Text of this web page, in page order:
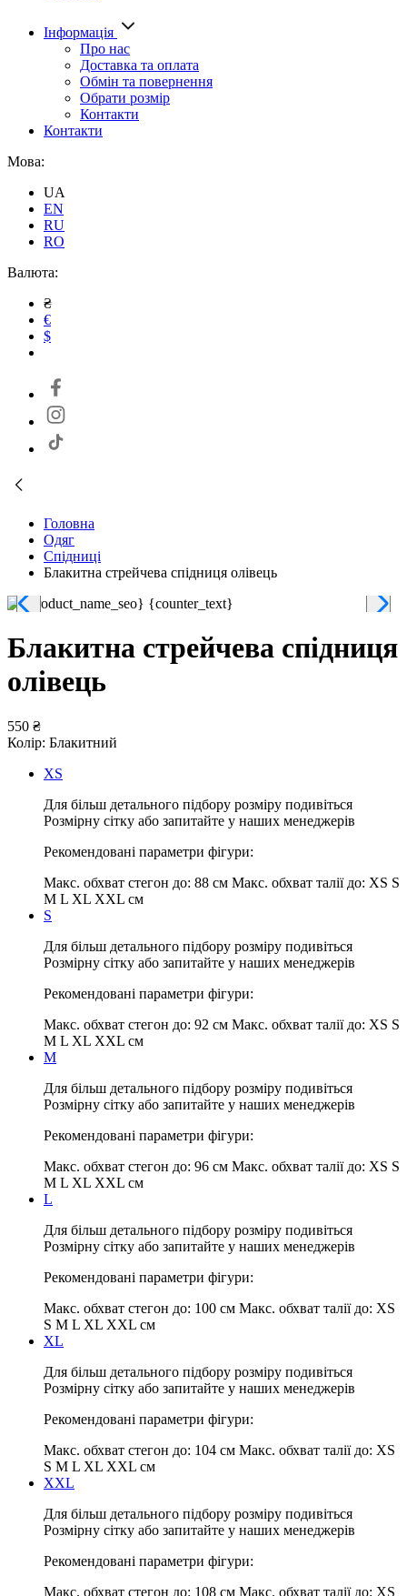
Інформація
Про нас
Доставка та оплата
Обмін та повернення
Обрати розмір
Контакти
Контакти
Мова:
UA
EN
RU
RO
Валюта:
₴
€
$
Головна
Одяг
Спідниці
Блакитна стрейчева спідниця олівець
Блакитна стрейчева спідниця
олівець
550 ₴
Колір: Блакитний
XS
Для більш детального підбору розміру подивіться
Розмірну сітку або запитайте у наших менеджерів
Рекомендовані параметри фігури:
Макс. обхват стегон до: 88 см Макс. обхват талії до: XS S
M L XL XXL см
S
Для більш детального підбору розміру подивіться
Розмірну сітку або запитайте у наших менеджерів
Рекомендовані параметри фігури:
Макс. обхват стегон до: 92 см Макс. обхват талії до: XS S
M L XL XXL см
M
Для більш детального підбору розміру подивіться
Розмірну сітку або запитайте у наших менеджерів
Рекомендовані параметри фігури:
Макс. обхват стегон до: 96 см Макс. обхват талії до: XS S
M L XL XXL см
L
Для більш детального підбору розміру подивіться
Розмірну сітку або запитайте у наших менеджерів
Рекомендовані параметри фігури:
Макс. обхват стегон до: 100 см Макс. обхват талії до: XS
S M L XL XXL см
XL
Для більш детального підбору розміру подивіться
Розмірну сітку або запитайте у наших менеджерів
Рекомендовані параметри фігури:
Макс. обхват стегон до: 104 см Макс. обхват талії до: XS
S M L XL XXL см
XXL
Для більш детального підбору розміру подивіться
Розмірну сітку або запитайте у наших менеджерів
Рекомендовані параметри фігури:
Макс. обхват стегон до: 108 см Макс. обхват талії до: XS